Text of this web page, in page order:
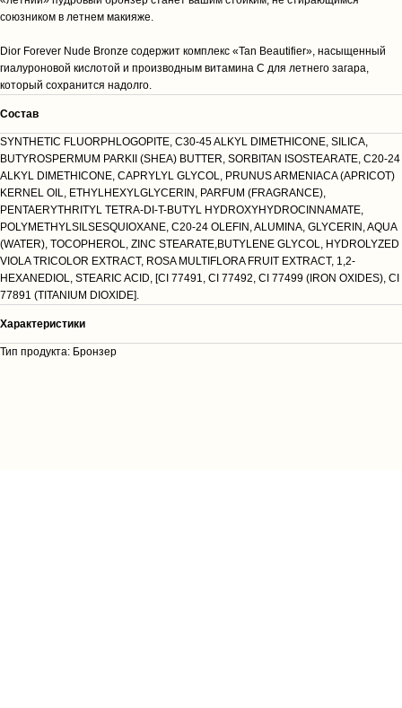
союзником в летнем макияже.
Dior Forever Nude Bronze содержит комплекс «Tan Beautifier», насыщенный
гиалуроновой кислотой и производным витамина С для летнего загара,
который сохранится надолго.
Cостав
SYNTHETIC FLUORPHLOGOPITE, C30-45 ALKYL DIMETHICONE, SILICA,
BUTYROSPERMUM PARKII (SHEA) BUTTER, SORBITAN ISOSTEARATE, C20-24
ALKYL DIMETHICONE, CAPRYLYL GLYCOL, PRUNUS ARMENIACA (APRICOT)
KERNEL OIL, ETHYLHEXYLGLYCERIN, PARFUM (FRAGRANCE),
PENTAERYTHRITYL TETRA-DI-T-BUTYL HYDROXYHYDROCINNAMATE,
POLYMETHYLSILSESQUIOXANE, C20-24 OLEFIN, ALUMINA, GLYCERIN, AQUA
(WATER), TOCOPHEROL, ZINC STEARATE,BUTYLENE GLYCOL, HYDROLYZED
VIOLA TRICOLOR EXTRACT, ROSA MULTIFLORA FRUIT EXTRACT, 1,2-
HEXANEDIOL, STEARIC ACID, [CI 77491, CI 77492, CI 77499 (IRON OXIDES), CI
77891 (TITANIUM DIOXIDE].
Характеристики
Тип продукта: Бронзер